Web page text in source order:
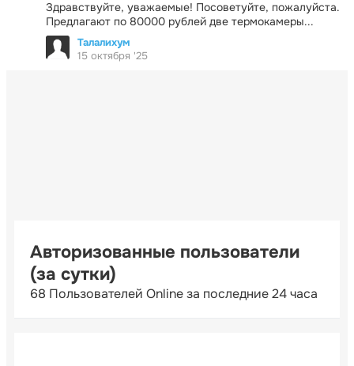
Здравствуйте, уважаемые! Посоветуйте, пожалуйста.
Предлагают по 80000 рублей две термокамеры...
Талалихум
15 октября '25
Авторизованные пользователи
(за сутки)
68 Пользователей Online за последние 24 часа